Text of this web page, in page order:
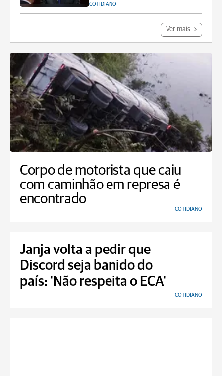
COTIDIANO
Ver mais
Corpo de motorista que caiu
com caminhão em represa é
encontrado
COTIDIANO
Janja volta a pedir que
Discord seja banido do
país: 'Não respeita o ECA'
COTIDIANO